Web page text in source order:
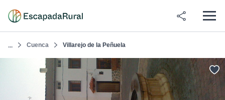
... Cuenca Villarejo de la Peñuela